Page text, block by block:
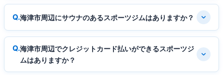
海津市周辺にサウナのあるスポーツジムはありますか？
海津市周辺でクレジットカード払いができるスポーツジ
ムはありますか？